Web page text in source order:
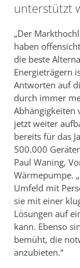
unterstützt
„Der
haben
die beste
Energieträgern
Antworten auf
durch immer
Abhängigkeiten
jetzt weiter
bereits für das
500.000
Paul Waning,
Wärmepumpe.
Umfeld mit
sie mit einer
Lösungen auf
kann. Ebenso
bemüht, die
anzubieten.“